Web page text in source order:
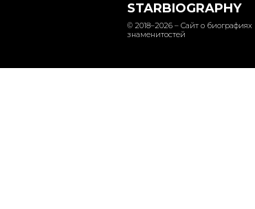
STARBIOGRAPHY
© 2018–2026 – Сайт о биографиях
знаменитостей